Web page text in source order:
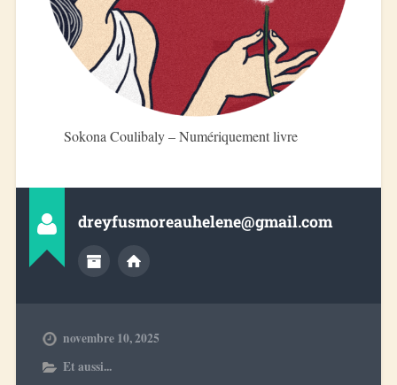
Sokona Coulibaly – Numériquement livre
dreyfusmoreauhelene@gmail.com
novembre 10, 2025
Et aussi...